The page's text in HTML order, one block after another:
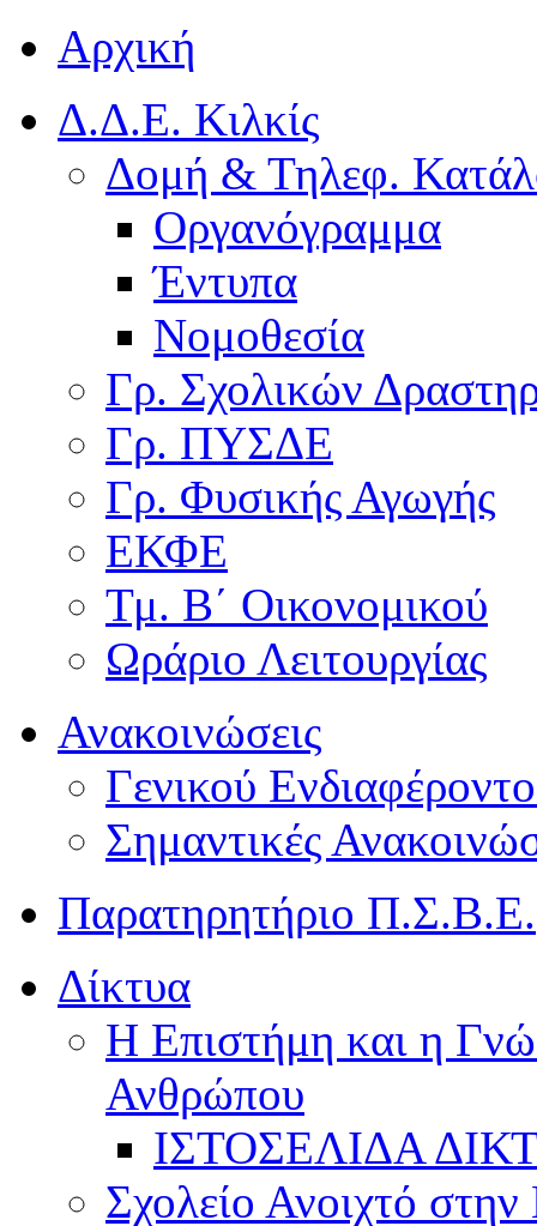
Αρχική
Δ.Δ.Ε. Κιλκίς
Δομή & Τηλεφ.
Οργανόγραμμα
Έντυπα
Νομοθεσία
Γρ. Σχολικών
Γρ. ΠΥΣΔΕ
Γρ. Φυσικής Αγωγής
ΕΚΦΕ
Τμ. Β΄ Οικονομικού
Ωράριο Λειτουργίας
Ανακοινώσεις
Γενικού
Σημαντικές
Παρατηρητήριο Π.Σ.Β.Ε.
Δίκτυα
Η Επιστήμη και η
Ανθρώπου
ΙΣΤΟΣΕΛΙΔΑ
Σχολείο Ανοιχτό